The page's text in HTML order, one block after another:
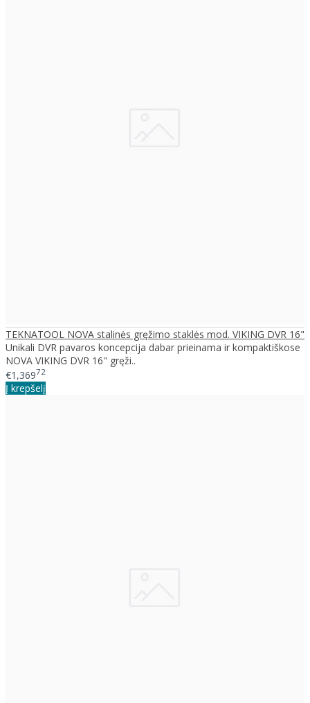
TEKNATOOL NOVA stalinės gręžimo staklės mod. VIKING DVR 16"
Unikali DVR pavaros koncepcija dabar prieinama ir kompaktiškose
NOVA VIKING DVR 16" gręži..
€1,36972
Į krepšelį